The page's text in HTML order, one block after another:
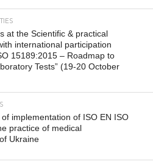
at the Scientific & practical
international participation
15189:2015 – Roadmap to
Tests” (19-20 October
implementation of ISO EN ISO
practice of medical
Ukraine